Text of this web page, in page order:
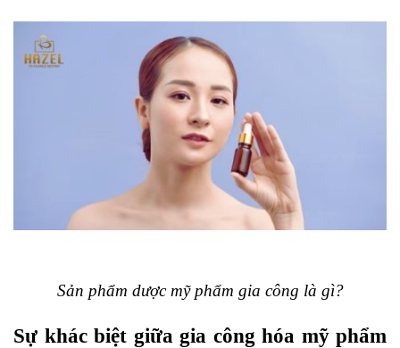
Sản phẩm dược mỹ phẩm gia công là gì?
Sự khác biệt giữa gia công hóa mỹ phẩm